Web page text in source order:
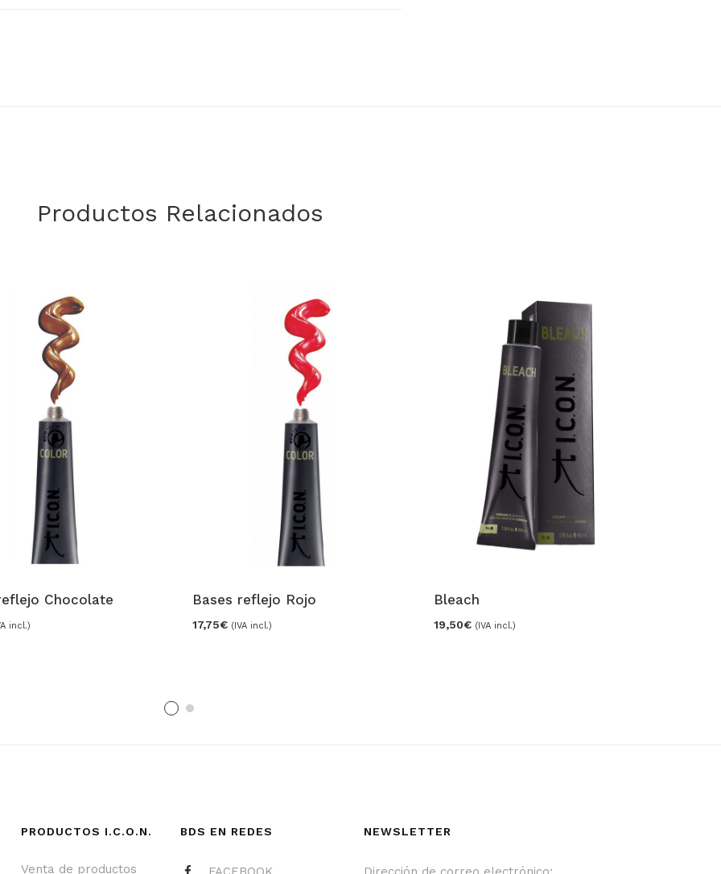
Productos Relacionados
Chocolate
incl.)
Bases reflejo Rojo
17,75€ (IVA incl.)
Bleach
19,50€ (IVA incl.)
PRODUCTOS I.C.O.N.
Venta de productos
BDS EN REDES NEWSLETTER